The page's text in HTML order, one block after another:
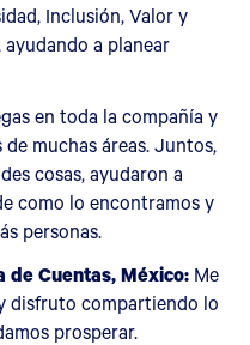
Inclusión, Valor y
ayudando a planear
en toda la compañía y
muchas áreas. Juntos,
cosas, ayudaron a
como lo encontramos y
personas.
de Cuentas, México: Me
disfruto compartiendo lo
prosperar.